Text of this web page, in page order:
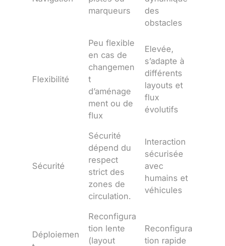
marqueurs
des
obstacles
Flexibilité
Peu flexible
en cas de
changemen
t
d’aménage
ment ou de
flux
Elevée,
s’adapte à
différents
layouts et
flux
évolutifs
Sécurité
Sécurité
dépend du
respect
strict des
zones de
circulation.
Interaction
sécurisée
avec
humains et
véhicules
Déploiemen
Reconfigura
tion lente
(layout
Reconfigura
tion rapide